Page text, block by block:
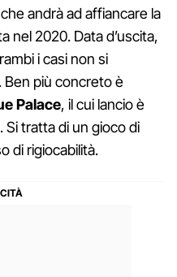
andrà ad affiancare la
nel 2020. Data d’uscita,
i casi non si
Ben più concreto è
Palace, il cui lancio è
Si tratta di un gioco di
di rigiocabilità.